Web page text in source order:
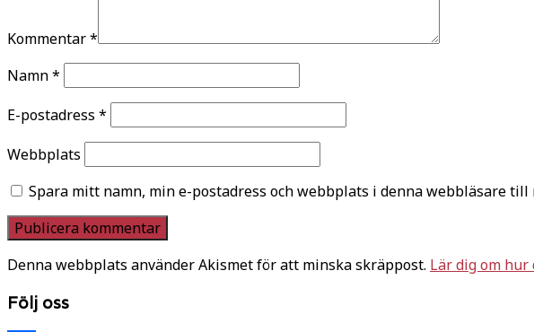
Kommentar*
Namn*
E-postadress *
Webbplats
Spara mitt namn, min e-postadress och webbplats i denna webbläsare till
Denna webbplats använder Akismet för att minska skräppost. Lär dig om
Följ oss